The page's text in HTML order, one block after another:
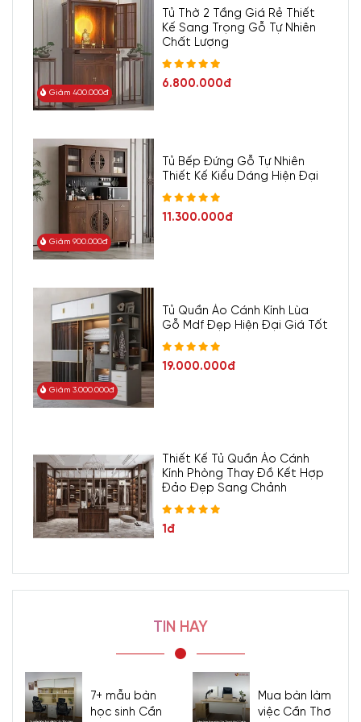
Giảm 400.000đ
Tủ Thờ 2 Tầng Giá Rẻ Thiết
Kế Sang Trọng Gỗ Tự Nhiên
Chất Lượng
6.800.000đ
Giảm 900.000đ
Tủ Bếp Đứng Gỗ Tự Nhiên
Thiết Kế Kiểu Dáng Hiện Đại
11.300.000đ
Giảm 3.000.000đ
Tủ Quần Áo Cánh Kính Lùa
Gỗ Mdf Đẹp Hiện Đại Giá Tốt
19.000.000đ
Thiết Kế Tủ Quần Áo Cánh
Kính Phòng Thay Đồ Kết Hợp
Đảo Đẹp Sang Chảnh
1đ
TIN HAY
7+ mẫu bàn
học sinh Cần
Mua bàn làm
việc Cần Thơ